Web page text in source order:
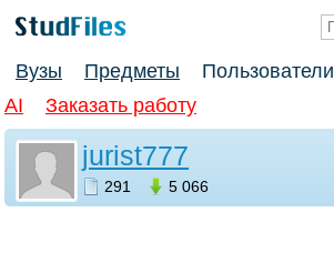
Вузы Предметы Пользователи
AI
Заказать работу
jurist777
291 5 066